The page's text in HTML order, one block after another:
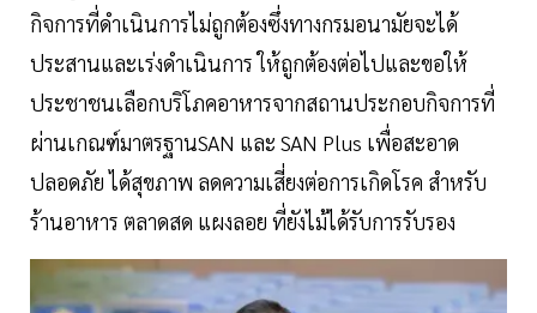
กิจการที่ดำเนินการไม่ถูกต้องซึ่งทางกรมอนามัยจะได้
ประสานและเร่งดำเนินการ ให้ถูกต้องต่อไปและขอให้
ประชาชนเลือกบริโภคอาหารจากสถานประกอบกิจการที่
ผ่านเกณฑ์มาตรฐานSAN และ SAN Plus เพื่อสะอาด
ปลอดภัย ได้สุขภาพ ลดความเสี่ยงต่อการเกิดโรค สำหรับ
ร้านอาหาร ตลาดสด แผงลอย ที่ยังไม้ได้รับการรับรอง